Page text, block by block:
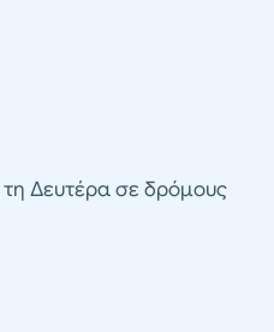
τη Δευτέρα σε δρόμους